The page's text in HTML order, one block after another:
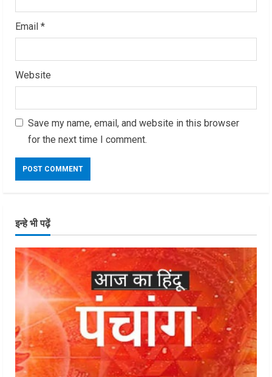
Email *
Website
Save my name, email, and website in this browser
for the next time I comment.
इन्हे भी पढ़ें